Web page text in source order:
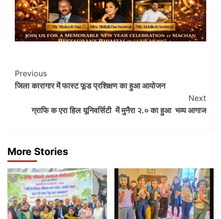
Post
Navigation
Previous
जिला कारागार में फास्ट फूड प्रशिक्षण का हुआ आयोजन
Next
ग्राफि क एरा हिल यूनिवर्सिटी में मुनैरा २.० का हुआ भव्य आगाज
More Stories